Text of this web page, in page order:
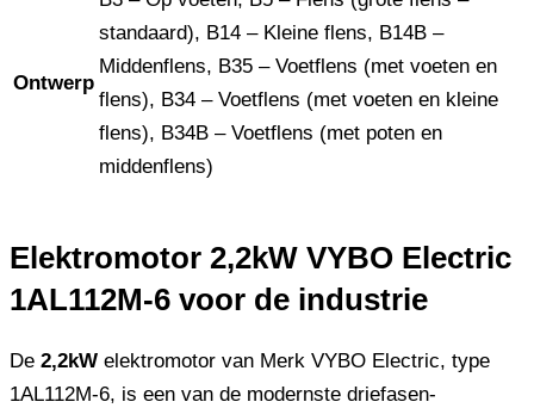
Ontwerp
standaard), B14 – Kleine flens, B14B –
Middenflens, B35 – Voetflens (met voeten en
flens), B34 – Voetflens (met voeten en kleine
flens), B34B – Voetflens (met poten en
middenflens)
Elektromotor 2,2kW VYBO Electric
1AL112M-6 voor de industrie
De 2,2kW elektromotor van Merk VYBO Electric, type
1AL112M-6, is een van de modernste driefasen-